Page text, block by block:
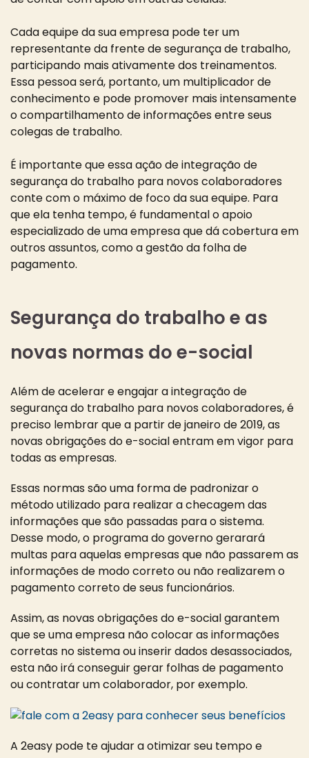
Cada equipe da sua empresa pode ter um
representante da frente de segurança de trabalho,
participando mais ativamente dos treinamentos.
Essa pessoa será, portanto, um multiplicador de
conhecimento e pode promover mais intensamente
o compartilhamento de informações entre seus
colegas de trabalho.
É importante que essa ação de integração de
segurança do trabalho para novos colaboradores
conte com o máximo de foco da sua equipe. Para
que ela tenha tempo, é fundamental o apoio
especializado de uma empresa que dá cobertura em
outros assuntos, como a gestão da folha de
pagamento.
Segurança do trabalho e as
novas normas do e-social
Além de acelerar e engajar a integração de
segurança do trabalho para novos colaboradores, é
preciso lembrar que a partir de janeiro de 2019, as
novas obrigações do e-social entram em vigor para
todas as empresas.
Essas normas são uma forma de padronizar o
método utilizado para realizar a checagem das
informações que são passadas para o sistema.
Desse modo, o programa do governo gerarará
multas para aquelas empresas que não passarem as
informações de modo correto ou não realizarem o
pagamento correto de seus funcionários.
Assim, as novas obrigações do e-social garantem
que se uma empresa não colocar as informações
corretas no sistema ou inserir dados desassociados,
esta não irá conseguir gerar folhas de pagamento
ou contratar um colaborador, por exemplo.
A 2easy pode te ajudar a otimizar seu tempo e